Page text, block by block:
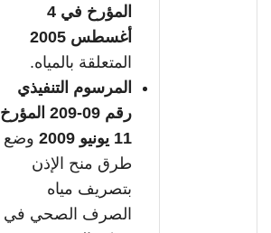
المؤرخ في 4
أغسطس 2005
المتعلقة بالمياه.
المرسوم التنفيذي
رقم 09-209 المؤرخ
11 يونيو 2009
وضع
طرق منح الإذن
بتصريف مياه
الصرف الصحي في